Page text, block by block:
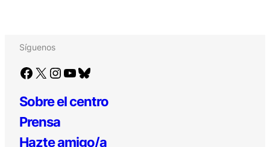
Síguenos
Facebook X Instagram YouTube Bluesky
Sobre el centro
Prensa
Hazte amigo/a